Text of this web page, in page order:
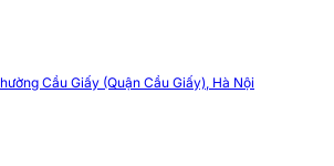
Cầu Giấy (Quận Cầu Giấy), Hà Nội